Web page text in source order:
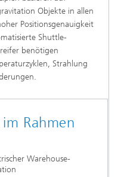
Objekte in allen
Positionsgenauigkeit
Shuttle-
benötigen
Strahlung
Rahmen
Warehouse-